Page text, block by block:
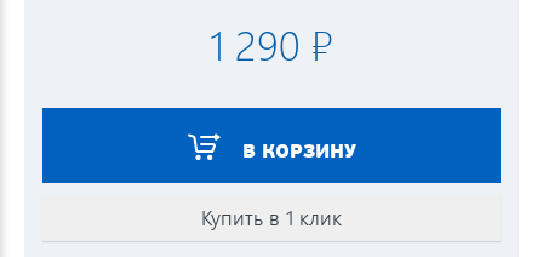
1 290 ₽
В КОРЗИНУ
Купить в 1 клик